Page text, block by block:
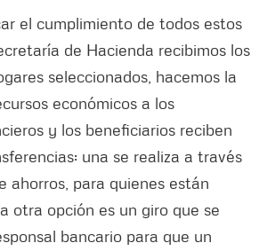
el cumplimiento de todos estos
de Hacienda recibimos los
seleccionados, hacemos la
económicos a los
y los beneficiarios reciben
una se realiza a través
ahorros, para quienes están
otra opción es un giro que se
bancario para que un